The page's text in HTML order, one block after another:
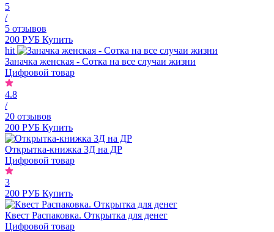
5
/
5 отзывов
200 РУБ Купить
hit
Заначка женская - Сотка на все случаи жизни
Цифровой товар
4.8
/
20 отзывов
200 РУБ Купить
Открытка-книжка 3Д на ДР
Цифровой товар
3
200 РУБ Купить
Квест Распаковка. Открытка для денег
Цифровой товар